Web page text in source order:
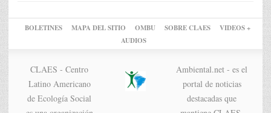
BOLETINES MAPA DEL SITIO OMBU SOBRE CLAES
VIDEOS +
AUDIOS
CLAES - Centro
Latino Americano
de Ecología Social
Ambiental.net - es el
portal de noticias
destacadas que